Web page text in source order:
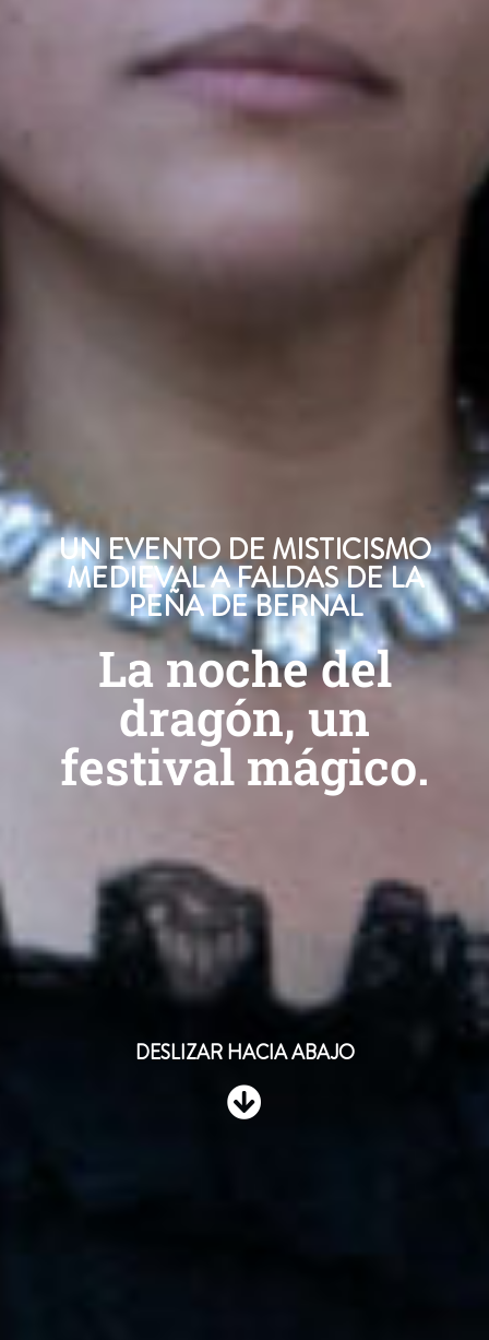
UN EVENTO DE MISTICISMO
MEDIEVAL A FALDAS DE LA
PEÑA DE BERNAL
La noche del
dragón, un
festival mágico.
DESLIZAR HACIA ABAJO